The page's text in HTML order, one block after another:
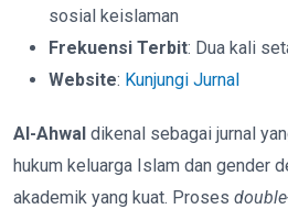
sosial keislaman
Frekuensi Terbit: Dua kali
Website: Kunjungi Jurnal
Al-Ahwal dikenal sebagai jurnal
hukum keluarga Islam dan gender
akademik yang kuat. Proses